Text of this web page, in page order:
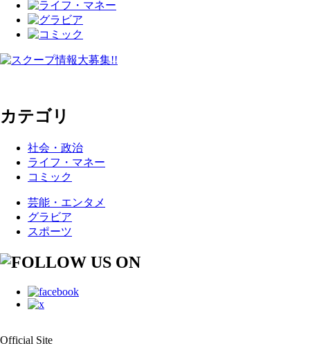
カテゴリ
社会・政治
ライフ・マネー
コミック
芸能・エンタメ
グラビア
スポーツ
Official Site